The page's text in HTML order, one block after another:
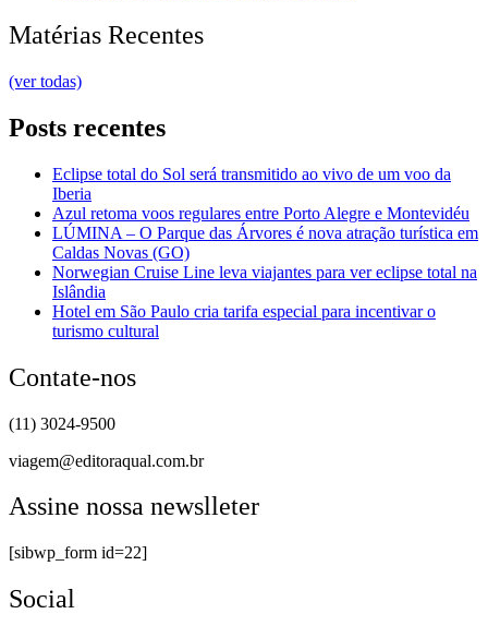
Matérias Recentes
(ver todas)
Posts recentes
Eclipse total do Sol será transmitido ao vivo de um voo da
Iberia
Azul retoma voos regulares entre Porto Alegre e Montevidéu
LÚMINA – O Parque das Árvores é nova atração turística em
Caldas Novas (GO)
Norwegian Cruise Line leva viajantes para ver eclipse total na
Islândia
Hotel em São Paulo cria tarifa especial para incentivar o
turismo cultural
Contate-nos
(11) 3024-9500
viagem@editoraqual.com.br
Assine nossa newslleter
[sibwp_form id=22]
Social